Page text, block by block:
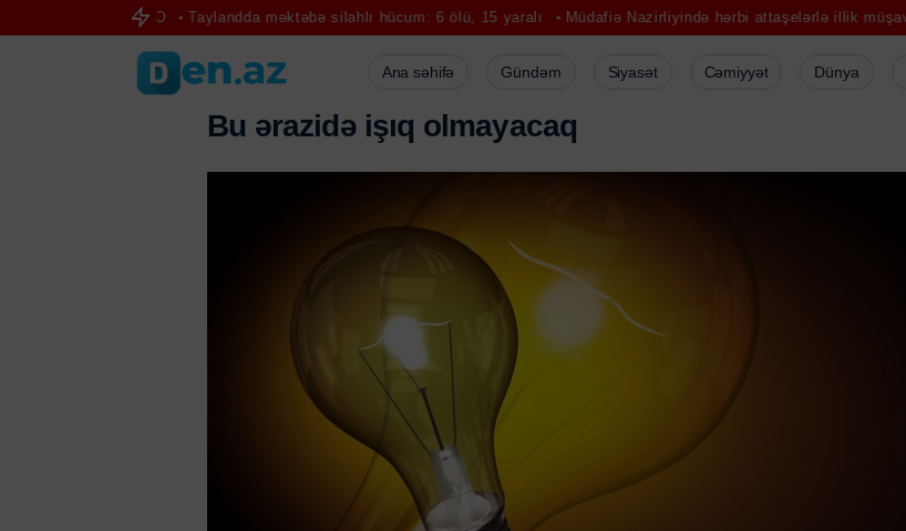
Taylandda məktəbə silahlı hücum: 6 ölü, 15 yaralı Müdafiə Nazirliyində hərbi attaşelərlə illik müşavirə keçirildi
Ana səhifə Gündəm Siyasət Cəmiyyət Dünya
Bu ərazidə işıq olmayacaq